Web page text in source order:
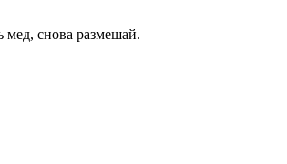
мед, снова размешай.